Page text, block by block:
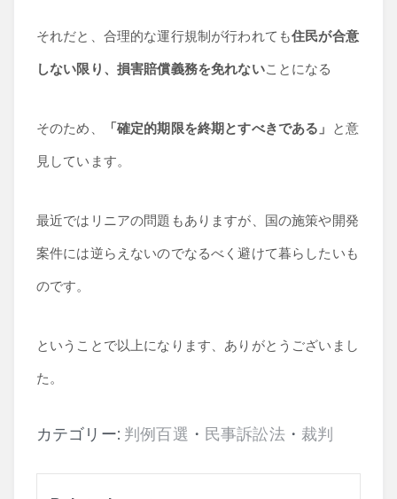
それだと、合理的な運行規制が行われても住民が合意
しない限り、損害賠償義務を免れないことになる
そのため、 「確定的期限を終期とすべきである」 と意
見しています。
最近ではリニアの問題もありますが、国の施策や開発
案件には逆らえないのでなるべく避けて暮らしたいも
のです。
ということで以上になります、ありがとうございまし
た。
カテゴリー: 判例百選 ・ 民事訴訟法 ・ 裁判